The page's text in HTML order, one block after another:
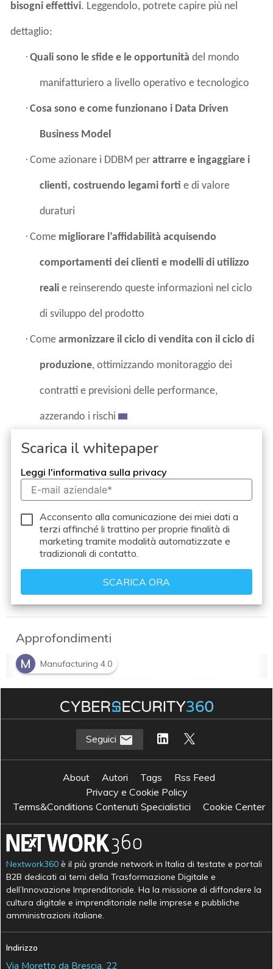
bisogni effettivi. Leggendolo, potrete capire più nel
dettaglio:
· Quali sono le sfide e le opportunità del mondo
manifatturiero a livello operativo e tecnologico
· Cosa sono e come funzionano i Data Driven
Business Model
· Come azionare i DDBM perattrarre e ingaggiare i
clienti, costruendo legami forti e di valore
duraturi
· Come migliorare l’affidabilità acquisendo
comportamenti dei clienti e modelli di utilizzo
reali e reinserendo queste informazioni nel ciclo
di sviluppo del prodotto
· Comearmonizzare il ciclo di vendita con il ciclo di
produzione, ottimizzando monitoraggio dei
contratti e previsioni delle performance,
azzerando i rischi
Scarica il whitepaper
Leggi l'informativa sulla privacy
Acconsento alla comunicazione dei miei dati a
terzi affinché li trattino per proprie finalità di
marketing tramite modalità automatizzate e
tradizionali di contatto.
Approfondimenti
M
Manufacturing 4.0
M Manufacturing Business Model P PLM
Seguici
About Autori Tags
Rss Feed
Privacy e Cookie Policy
Terms&Conditions Contenuti Specialistici
Cookie Center
Nextwork360 è il più grande network in Italia di testate e portali
B2B dedicati ai temi della Trasformazione Digitale e
dell’Innovazione Imprenditoriale. Ha la missione di diffondere la
cultura digitale e imprenditoriale nelle imprese e pubbliche
amministrazioni italiane.
Indirizzo
Via Moretto da Brescia, 22